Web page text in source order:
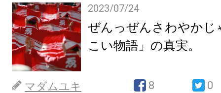
2023/07/24
ぜんっぜんさわやかじ
こい物語」の真実。
マダムユキ 8 0